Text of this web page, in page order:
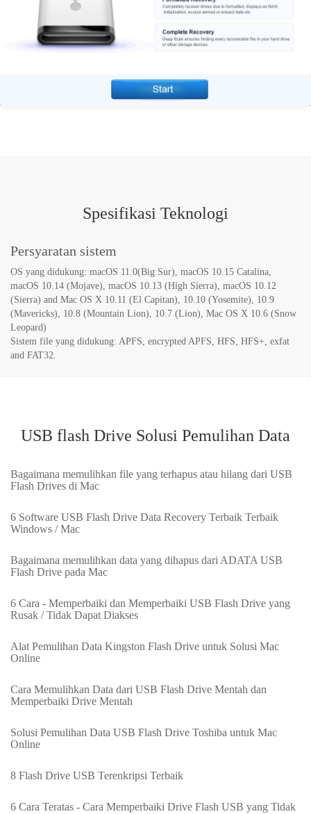
Spesifikasi Teknologi
Persyaratan sistem
OS yang didukung: macOS 11.0(Big Sur), macOS 10.15 Catalina,
macOS 10.14 (Mojave), macOS 10.13 (High Sierra), macOS 10.12
(Sierra‎) and Mac OS X 10.11 (El Capitan), 10.10 (Yosemite), 10.9
(Mavericks), 10.8 (Mountain Lion), 10.7 (Lion), Mac OS X 10.6 (Snow
Leopard)
Sistem file yang didukung: APFS, encrypted APFS, HFS, HFS+, exfat
and FAT32.
USB flash Drive Solusi Pemulihan Data
Bagaimana memulihkan file yang terhapus atau hilang dari USB
Flash Drives di Mac
6 Software USB Flash Drive Data Recovery Terbaik Terbaik
Windows / Mac
Bagaimana memulihkan data yang dihapus dari ADATA USB
Flash Drive pada Mac
6 Cara - Memperbaiki dan Memperbaiki USB Flash Drive yang
Rusak / Tidak Dapat Diakses
Alat Pemulihan Data Kingston Flash Drive untuk Solusi Mac
Online
Cara Memulihkan Data dari USB Flash Drive Mentah dan
Memperbaiki Drive Mentah
Solusi Pemulihan Data USB Flash Drive Toshiba untuk Mac
Online
8 Flash Drive USB Terenkripsi Terbaik
6 Cara Teratas - Cara Memperbaiki Drive Flash USB yang Tidak